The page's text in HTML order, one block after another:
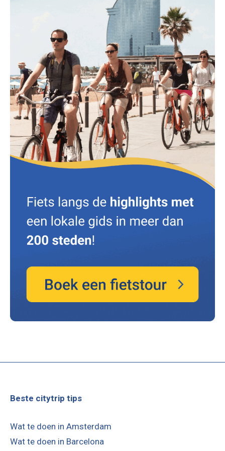
Beste citytrip tips
Wat te doen in Amsterdam
Wat te doen in Barcelona